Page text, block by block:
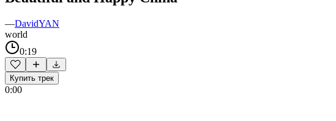
—DavidYAN
world
0:19
Купить трек
0:00